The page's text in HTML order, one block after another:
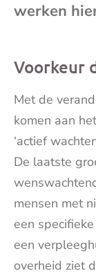
werken
Voorkeur
Met de
komen aan
‘actief
De laatste
mensen met
een
een
overheid ziet